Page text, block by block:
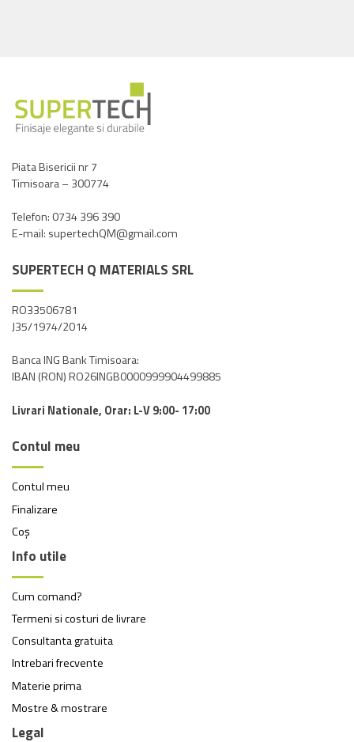
variații.
Opțiunile
alese
pagina
produsului.
Piata Bisericii nr 7
Timisoara – 300774
Telefon: 0734 396 390
E-mail: supertechQM@gmail.com
SUPERTECH Q MATERIALS SRL
RO33506781
J35/1974/2014
Banca ING Bank Timisoara:
IBAN (RON) RO26INGB0000999904499885
Livrari Nationale, Orar: L-V 9:00- 17:00
Contul meu
Contul meu
Finalizare
Coș
Info utile
Cum comand?
Termeni si costuri de livrare
Consultanta gratuita
Intrebari frecvente
Materie prima
Mostre & mostrare
Legal